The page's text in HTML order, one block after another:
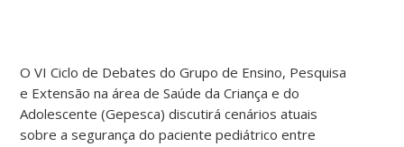
O VI Ciclo de Debates do Grupo de Ensino, Pesquisa
e Extensão na área de Saúde da Criança e do
Adolescente (Gepesca) discutirá cenários atuais
sobre a segurança do paciente pediátrico entre